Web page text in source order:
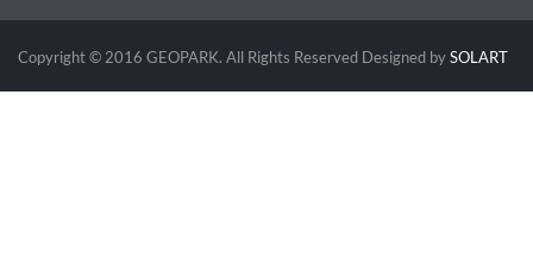
Copyright © 2016 GEOPARK. All Rights Reserved Designed bySOLART